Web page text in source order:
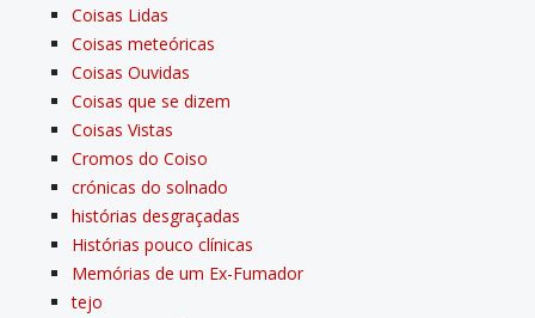
Coisas Lidas
Coisas meteóricas
Coisas Ouvidas
Coisas que se dizem
Coisas Vistas
Cromos do Coiso
crónicas do solnado
histórias desgraçadas
Histórias pouco clí­nicas
Memórias de um Ex-Fumador
tejo